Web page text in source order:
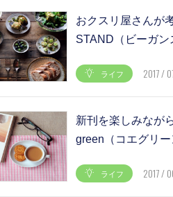
おクスリ屋さんが
STAND（ビーガン
ライフ 2017 /
新刊を楽しみなが
green（コエグリー
ライフ 2017 /